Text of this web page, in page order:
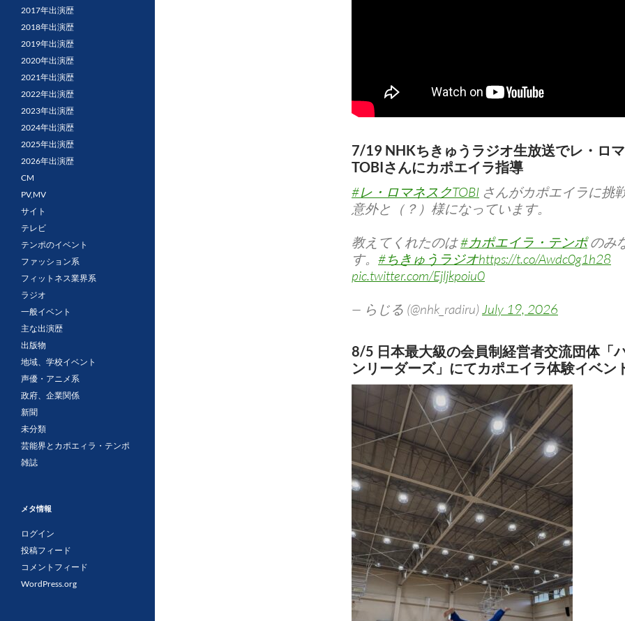
7/19 NHKちきゅうラジオ生放送でレ・ロ
TOBIさんにカポエイラ指導
#レ・ロマネスクTOBI さんがカポエイラに挑
意外と（？）様になっています。
教えてくれたのは#カポエイラ・テンポのみ
す。 #ちきゅうラジオhttps://t.co/Awdc0g1h28
pic.twitter.com/Ejljkpoiu0
— らじる (@nhk_radiru) July 19, 2026
8/5 日本最大級の会員制経営者交流団体「
ンリーダーズ」にてカポエイラ体験イベン
2017年出演歴
2018年出演歴
2019年出演歴
2020年出演歴
2021年出演歴
2022年出演歴
2023年出演歴
2024年出演歴
2025年出演歴
2026年出演歴
CM
PV,MV
サイト
テレビ
テンポのイベント
ファッション系
フィットネス業界系
ラジオ
一般イベント
主な出演歴
出版物
地域、学校イベント
声優・アニメ系
政府、企業関係
新聞
未分類
芸能界とカポエィラ・テンポ
雑誌
メタ情報
ログイン
投稿フィード
コメントフィード
WordPress.org